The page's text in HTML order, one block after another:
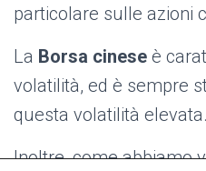
particolare sulle azioni
La Borsa cinese è
volatilità, ed è sempre
questa volatilità elevata.
Inoltre, come abbiamo